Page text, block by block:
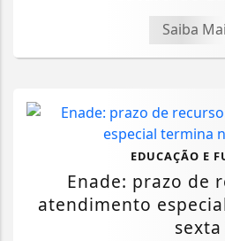
Saiba
EDUCAÇÃO E
Enade: prazo de
atendimento
sexta